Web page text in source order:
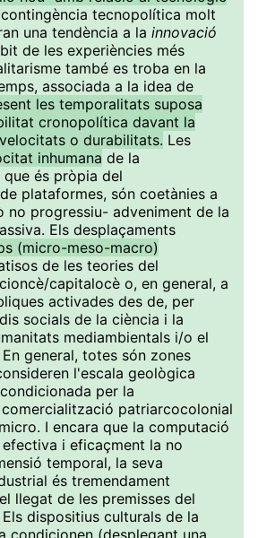
tecnopolítica molt
una tendència a la innovació
de les experiències més
també es troba en la
associada a la idea de
les temporalitats suposa
cronopolítica davant la
o durabilitats. Les
inhumana de la
que és pròpia del
de plataformes, són coetànies a
no progressiu- adveniment de la
Els desplaçaments
(micro-meso-macro)
de les teories del
capitalocè o, en general, a
activades des de, per
socials de la ciència i la
mediambientals i/o el
general, totes són zones
l'escala geològica
per la
patriarcocolonial
I encara que la computació
i eficaçment la no
temporal, la seva
és tremendament
llegat de les premisses del
dispositius culturals de la
condicionen (desplegant una